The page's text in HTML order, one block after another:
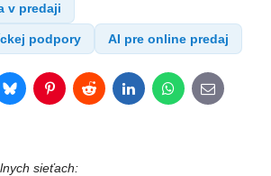
v predaji
podpory AI pre online predaj
BlueskyPinterestRedditLinkedInWhatsApp
E-
mail
sieťach: